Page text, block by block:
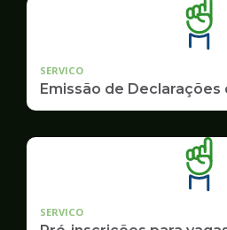
SERVICO
Emissão de Declarações
SERVICO